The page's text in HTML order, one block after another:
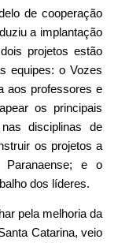
de cooperação
a implantação
projetos estão
equipes: o Vozes
aos professores e
os principais
disciplinas de
os projetos a
Paranaense; e o
dos líderes.
pela melhoria da
Catarina, veio